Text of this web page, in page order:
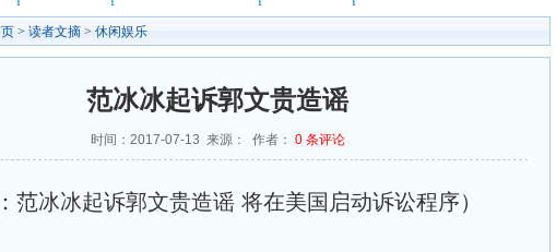
> 读者文摘 > 休闲娱乐
范冰冰起诉郭文贵造谣
时间：2017-07-13 来源： 作者： 0 条评论
范冰冰起诉郭文贵造谣 将在美国启动诉讼程序）